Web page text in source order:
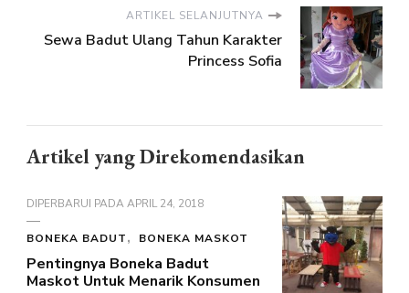
ARTIKEL SELANJUTNYA
Sewa Badut Ulang Tahun Karakter
Princess Sofia
Artikel yang Direkomendasikan
DIPERBARUI PADAAPRIL 24, 2018
BONEKA BADUT BONEKA MASKOT
Pentingnya Boneka Badut
Maskot Untuk Menarik Konsumen